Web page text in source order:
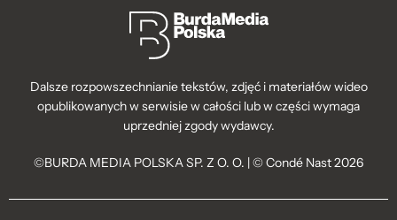
Dalsze rozpowszechnianie tekstów, zdjęć i materiałów wideo
opublikowanych w serwisie w całości lub w części wymaga
uprzedniej zgody wydawcy.
©BURDA MEDIA POLSKA SP. Z O. O. | © Condé Nast 2026